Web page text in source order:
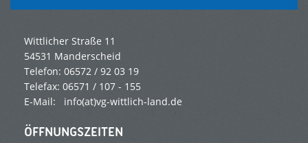
Wittlicher Straße 11
54531 Manderscheid
Telefon: 06572 / 92 03 19
Telefax: 06571 / 107 - 155
E-Mail: info(at)vg-wittlich-land.de
ÖFFNUNGSZEITEN